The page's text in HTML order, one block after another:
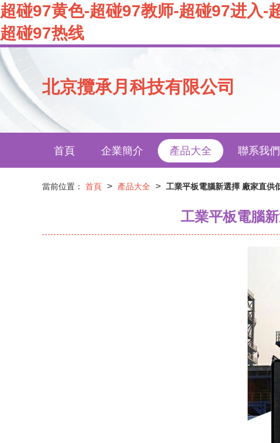
超碰97黄色-超碰97教师-超碰97进入-
超碰97热线
北京攬承月科技有限公司
首頁 企業簡介 產品大全 聯系我們
當前位置： 首頁 > 產品大全 > 工業平板電腦新選擇 廠家直供
工業平板電腦